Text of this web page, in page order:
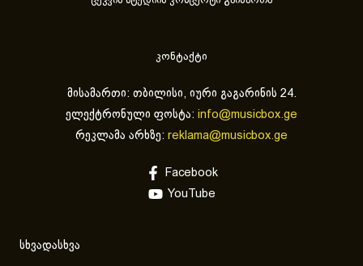
კონტაქტი
მისამართი: თბილისი, იური გაგარინის 24.
ელექტრონული ფოსტა: info@musicbox.ge
რეკლამა არხზე: reklama@musicbox.ge
Facebook
YouTube
სხვადასხვა